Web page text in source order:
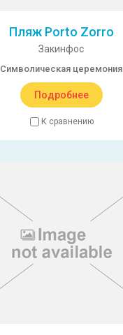
Пляж Porto Zorro
Закинфос
Символическая церемония
Подробнее
К сравнению